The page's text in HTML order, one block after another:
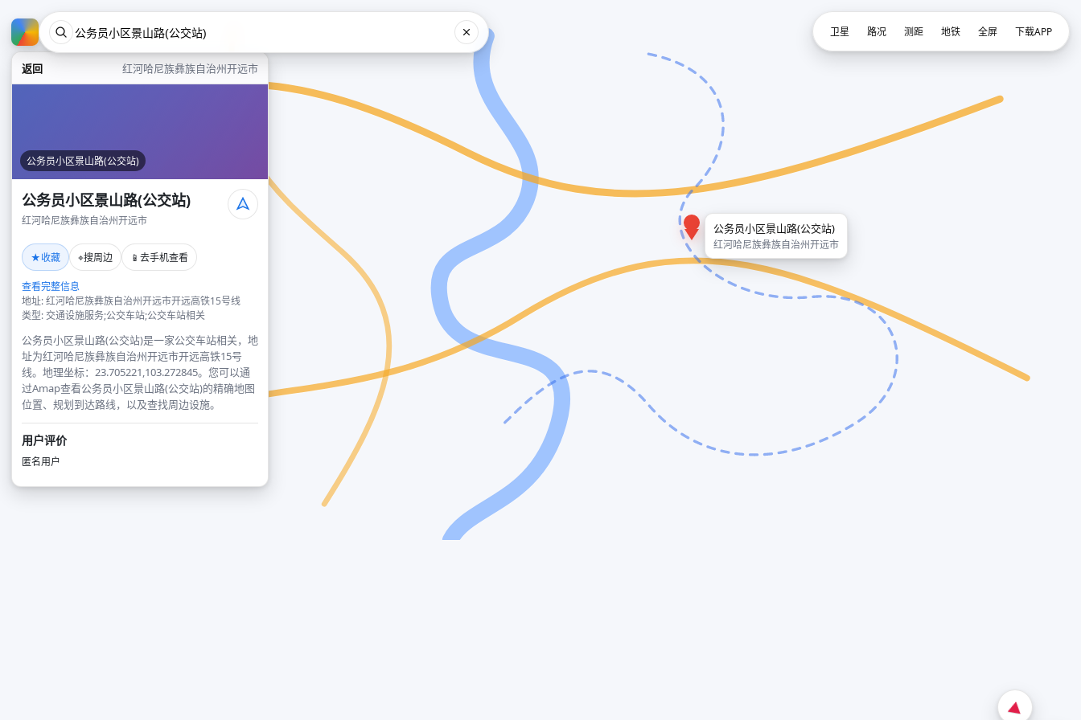
返回 红河哈尼族彝族自治州开远市
公务员小区景山路(公交站)
公务员小区景山路(公交站)
红河哈尼族彝族自治州开远市
★收藏 ⌖搜周边 📱 去手机查看
查看完整信息
地址: 红河哈尼族彝族自治州开远市开远高铁15号线
类型: 交通设施服务;公交车站;公交车站相关
公务员小区景山路(公交站)是一家公交车站相关，地
址为红河哈尼族彝族自治州开远市开远高铁15号
线。地理坐标：23.705221,103.272845。您可以通
过Amap查看公务员小区景山路(公交站)的精确地图
位置、规划到达路线，以及查找周边设施。
用户评价
匿名用户
公务员小区景山路(公交站)
红河哈尼族彝族自治州开远市
卫星 路况 测距 地铁 全屏 下载APP